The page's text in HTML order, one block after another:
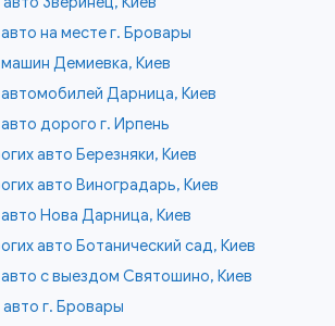
на месте г. Бровары
Демиевка, Киев
Дарница, Киев
дорого г. Ирпень
авто Березняки, Киев
авто Виноградарь, Киев
Нова Дарница, Киев
авто Ботанический сад, Киев
с выездом Святошино, Киев
г. Бровары